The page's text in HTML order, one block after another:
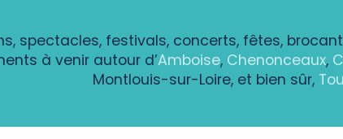
spectacles, festivals, concerts, fêtes,
à venir autour d’Amboise, Chenonceaux,
Montlouis-sur-Loire, et bien sûr,